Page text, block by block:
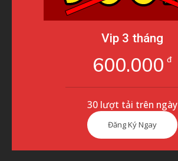
Vip 3 tháng
600.000 đ
30 lượt tải trên ngày
Đăng Ký Ngay